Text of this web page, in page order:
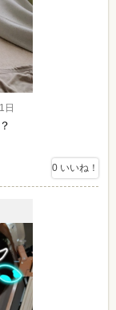
日
0 いいね！